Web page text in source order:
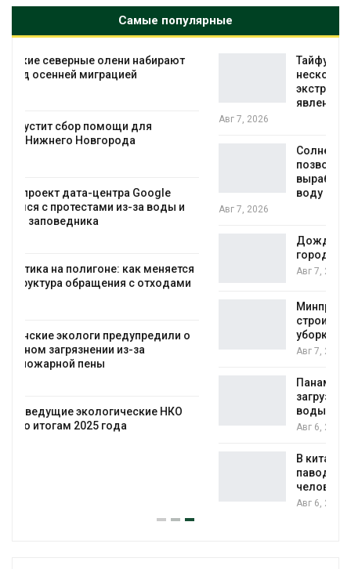
Самые популярные
Тайфун, засуха и пожары: сразу
несколько регионов столкнулись с
Авг 7, 2026
Солнечные панели над каналами
вырабатывать энергию и экономить
воду
Авг 7, 2026
Дождевая вода с крыш может помочь
Авг 7, 2026
Минприроды потребовало ускорить
строительство мусорных объектов и
уборку контейнерных площадок
Авг 7, 2026
Панамский канал вновь ограничивает
загрузку судов из-за дефицита пресной
воды
Авг 6, 2026
В китайской провинции Шэньси из-за
паводков эвакуировали более 140 тыс.